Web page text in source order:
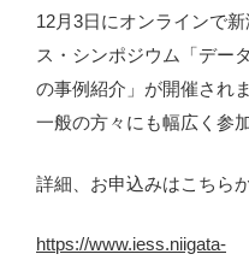
12月3日にオンラインで
ス・シンポジウム「デー
の事例紹介」が開催され
一般の方々にも幅広く参
詳細、お申込みはこちら
https://www.iess.niigata-